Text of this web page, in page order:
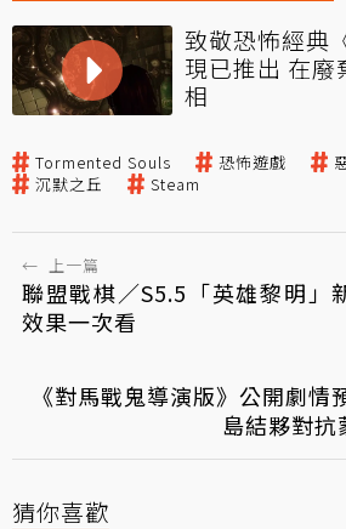
致敬恐怖經典
現已推出 在廢
相
Tormented Souls 恐怖遊戲
沉默之丘
Steam
← 上一篇
聯盟戰棋／S5.5「英雄黎明」
效果一次看
《對馬戰鬼導演版》公開劇情
島結夥對抗
猜你喜歡